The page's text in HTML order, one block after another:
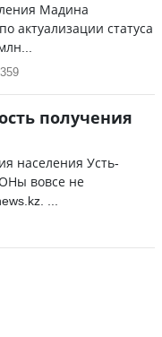
Мадина
актуализации статуса
получения
населения Усть-
вовсе не
...